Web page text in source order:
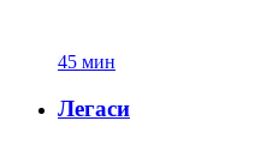
45 мин
Легаси